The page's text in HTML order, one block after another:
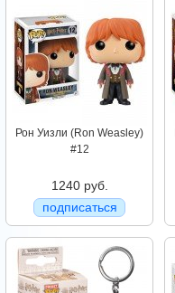
Рон Уизли (Ron Weasley)
#12
1240 руб.
подписаться